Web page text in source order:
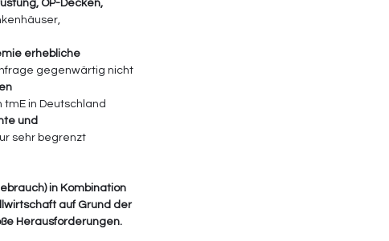
OP-Decken,
erhebliche
gegenwärtig nicht
in Deutschland
und
sehr begrenzt
in Kombination
auf Grund der
Herausforderungen.